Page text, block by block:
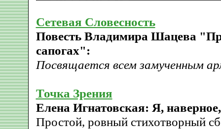
Сетевая Словесность
Повесть Владимира Шацева
сапогах":
Посвящается всем замученным
Точка Зрения
Елена Игнатовская: Я,
Простой, ровный стихотворный